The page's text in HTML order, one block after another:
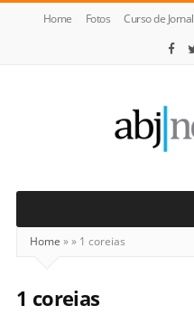
Home Fotos Curso de
Notícias
Home »» 1 coreias
1 coreias